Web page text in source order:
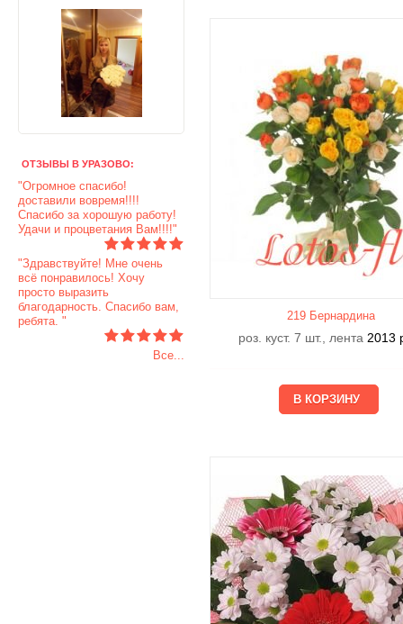
ОТЗЫВЫ В УРАЗОВО:
"Огромное спасибо!
доставили вовремя!!!!
Спасибо за хорошую работу!
Удачи и процветания Вам!!!!"
"Здравствуйте! Мне очень
всё понравилось! Хочу
просто выразить
благодарность. Спасибо вам,
ребята. "
Все...
219 Бернардина
роз. куст. 7 шт., лента2013